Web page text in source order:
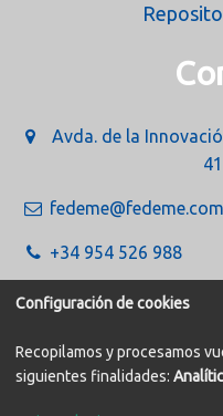
Avda. de la
fedeme@fedeme.com
+34 954 526 988
Configuración de cookies
Recopilamos y procesamos
siguientes finalidades: